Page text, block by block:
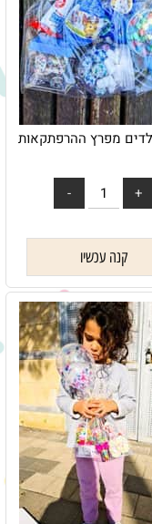
מפרץ ההרפתקאות
קנה עכשיו